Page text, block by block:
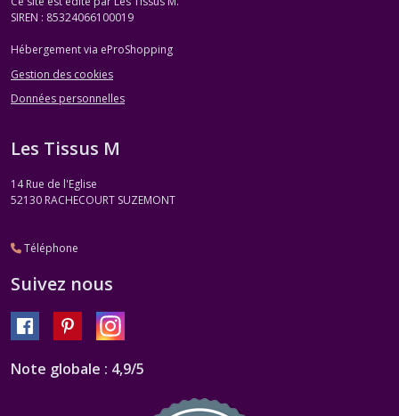
SIREN : 85324066100019
Hébergement via eProShopping
Gestion des cookies
Données personnelles
Les Tissus M
14 Rue de l'Eglise
52130 RACHECOURT SUZEMONT
Téléphone
Suivez nous
Note globale : 4,9/5